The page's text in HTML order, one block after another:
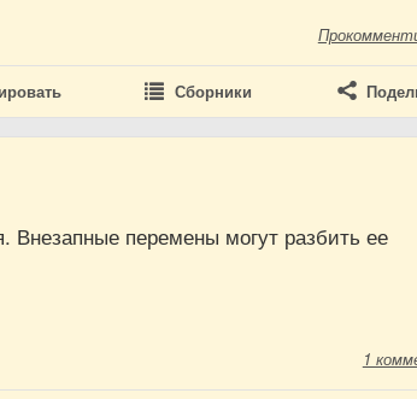
Сборники
Внезапные перемены могут разбить ее
1